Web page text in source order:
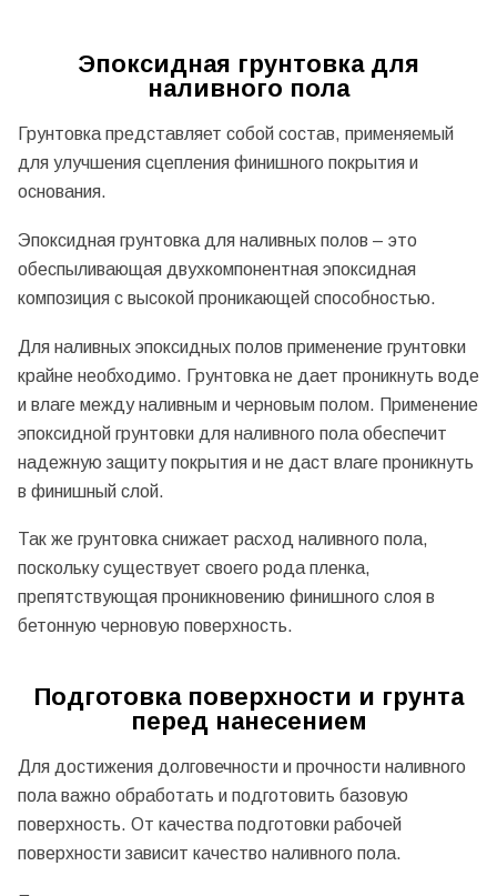
Эпоксидная грунтовка для
наливного пола
Грунтовка представляет собой состав, применяемый
для улучшения сцепления финишного покрытия и
основания.
Эпоксидная грунтовка для наливных полов – это
обеспыливающая двухкомпонентная эпоксидная
композиция с высокой проникающей способностью.
Для наливных эпоксидных полов применение грунтовки
крайне необходимо. Грунтовка не дает проникнуть воде
и влаге между наливным и черновым полом. Применение
эпоксидной грунтовки для наливного пола обеспечит
надежную защиту покрытия и не даст влаге проникнуть
в финишный слой.
Так же грунтовка снижает расход наливного пола,
поскольку существует своего рода пленка,
препятствующая проникновению финишного слоя в
бетонную черновую поверхность.
Подготовка поверхности и грунта
перед нанесением
Для достижения долговечности и прочности наливного
пола важно обработать и подготовить базовую
поверхность. От качества подготовки рабочей
поверхности зависит качество наливного пола.